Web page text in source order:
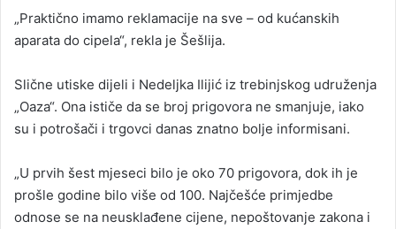
„Praktično imamo reklamacije na sve – od kućanskih
aparata do cipela“, rekla je Šešlija.
Slične utiske dijeli i Nedeljka Ilijić iz trebinjskog udruženja
„Oaza“. Ona ističe da se broj prigovora ne smanjuje, iako
su i potrošači i trgovci danas znatno bolje informisani.
„U prvih šest mjeseci bilo je oko 70 prigovora, dok ih je
prošle godine bilo više od 100. Najčešće primjedbe
odnose se na neusklađene cijene, nepoštovanje zakona i